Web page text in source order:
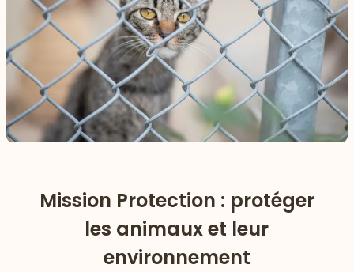
Mission Protection : protéger
les animaux et leur
environnement